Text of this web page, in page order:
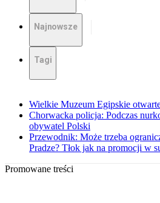
Najnowsze
Tagi
Wielkie Muzeum Egipskie
Chorwacka policja: Podczas
obywatel Polski
Przewodnik: Może trzeba
Pradze? Tłok jak na promocji w
Promowane treści